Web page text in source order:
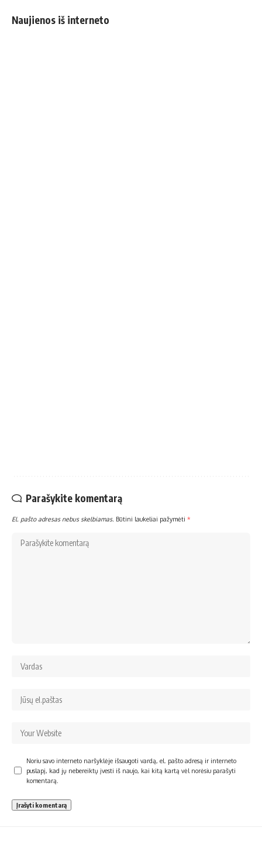
Naujienos iš interneto
Parašykite komentarą
El. pašto adresas nebus skelbiamas. Būtini laukeliai pažymėti *
Noriu savo interneto naršyklėje išsaugoti vardą, el. pašto adresą ir interneto
puslapį, kad jų nebereiktų įvesti iš naujo, kai kitą kartą vėl norėsiu parašyti
komentarą.